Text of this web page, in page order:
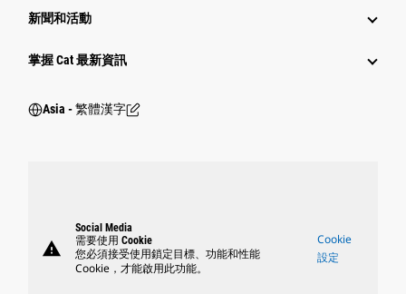
新聞和活動
掌握 Cat 最新資訊
Asia - 繁體漢字
warning
Social Media
需要使用 Cookie
您必須接受使用鎖定目標、功能和性能
Cookie，才能啟用此功能。
Cookie
設定